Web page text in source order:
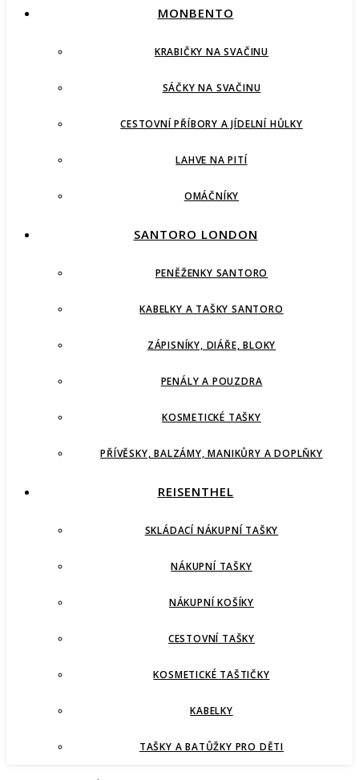
MONBENTO
KRABIČKY NA SVAČINU
SÁČKY NA SVAČINU
CESTOVNÍ PŘÍBORY A JÍDELNÍ HŮLKY
LAHVE NA PITÍ
OMÁČNÍKY
SANTORO LONDON
PENĚŽENKY SANTORO
KABELKY A TAŠKY SANTORO
ZÁPISNÍKY, DIÁŘE, BLOKY
PENÁLY A POUZDRA
KOSMETICKÉ TAŠKY
PŘÍVĚSKY, BALZÁMY, MANIKŮRY A DOPLŇKY
REISENTHEL
SKLÁDACÍ NÁKUPNÍ TAŠKY
NÁKUPNÍ TAŠKY
NÁKUPNÍ KOŠÍKY
CESTOVNÍ TAŠKY
KOSMETICKÉ TAŠTIČKY
KABELKY
TAŠKY A BATŮŽKY PRO DĚTI